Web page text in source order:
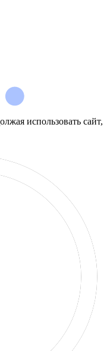
использовать сайт,